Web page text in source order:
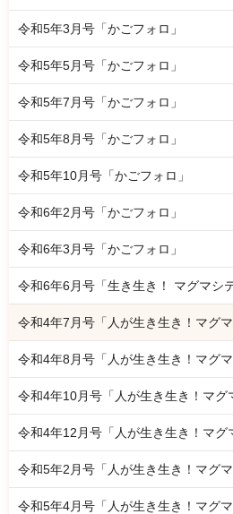
令和5年3月号「かごフォロ」
令和5年5月号「かごフォロ」
令和5年7月号「かごフォロ」
令和5年8月号「かごフォロ」
令和5年10月号「かごフォロ」
令和6年2月号「かごフォロ」
令和6年3月号「かごフォロ」
令和6年6月号「生き生き！ マグマシテ
令和4年7月号「人が生き生き！マグマ
令和4年8月号「人が生き生き！マグマ
令和4年10月号「人が生き生き！マグ
令和4年12月号「人が生き生き！マグ
令和5年2月号「人が生き生き！マグマ
令和5年4月号「人が生き生き！マグ